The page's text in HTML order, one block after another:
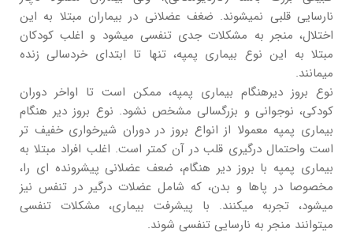
نارسایی قلبی نمیشوند. ضغف عضلانی در بیماران مبتلا به این
اختلال، منجر به مشکلات جدی تنفسی میشود و اغلب کودکان
مبتلا به این نوع بیماری پمپه، تنها تا ابتدای خردسالی زنده
میمانند.
نوع بروز دیرهنگام بیماری پمپه، ممکن است تا اواخر دوران
کودکی، نوجوانی و بزرگسالی مشخص نشود. نوع بروز دیر هنگام
بیماری پمپه معمولا از انواع بروز در دوران شیرخواری خفیف تر
است واحتمال درگیری قلب در آن کمتر است. اغلب افراد مبتلا به
بیماری پمپه با بروز دیر هنگام، ضعف عضلانی پیشرونده ای را،
مخصوصا در پاها و بدن، که شامل عضلات درگیر در تنفس نیز
میشود، تجربه میکنند. با پیشرفت بیماری، مشکلات تنفسی
میتوانند منجر به نارسایی تنفسی شوند.